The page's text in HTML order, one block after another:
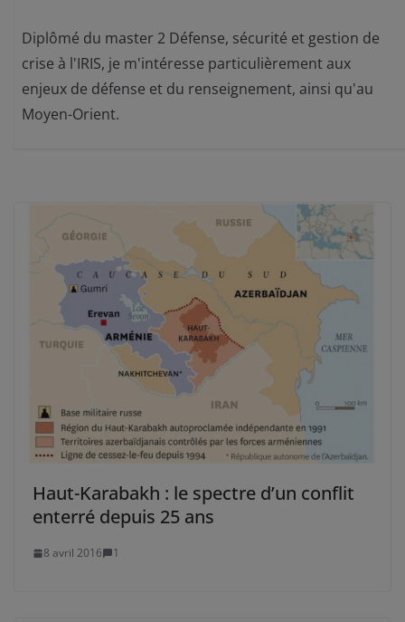
Diplômé du master 2 Défense, sécurité et gestion de
crise à l'IRIS, je m'intéresse particulièrement aux
enjeux de défense et du renseignement, ainsi qu'au
Moyen-Orient.
Haut-Karabakh : le spectre d’un conflit
enterré depuis 25 ans
8 avril 2016 1